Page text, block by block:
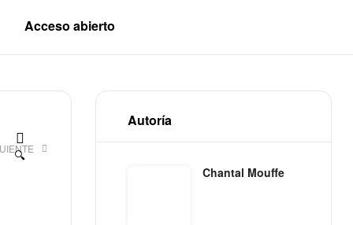
Acceso abierto
🔍
Autoría
Chantal Mouffe